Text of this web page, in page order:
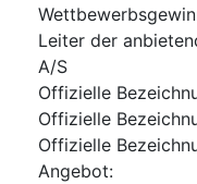
Leiter der
A/S
Offizielle
Offizielle
Offizielle
Angebot: